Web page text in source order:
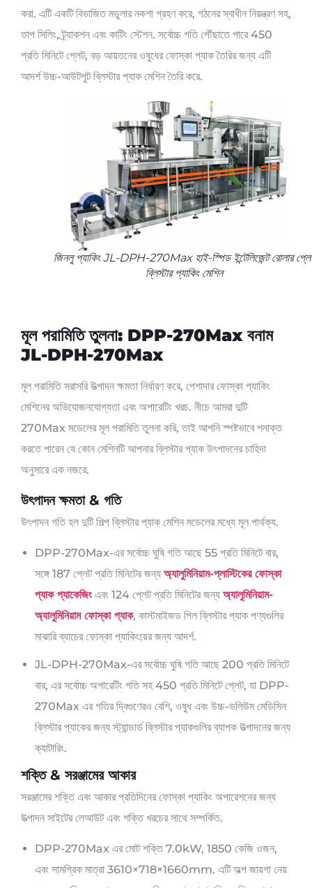
করা. এটি একটি বিভাজিত মডুলার নকশা গ্রহণ করে, গঠনের স্বাধীন নিয়ন্ত্রণ সহ,
তাপ সিলিং, ট্র্যাকশন এবং কাটিং স্টেশন. সর্বোচ্চ গতি পৌঁছাতে পারে 450
প্রতি মিনিটে প্লেট, বড় আয়তনের ওষুধের ফোস্কা প্যাক তৈরির জন্য এটি
আদর্শ উচ্চ-আউটপুট ব্লিস্টার প্যাক মেশিন তৈরি করে.
জিনলু প্যাকিং JL-DPH-270Max হাই-স্পিড ইন্টেলিজেন্ট রোলার
ব্লিস্টার প্যাকিং মেশিন
মূল পরামিতি তুলনা: DPP-270Max বনাম
JL-DPH-270Max
মূল পরামিতি সরাসরি উত্পাদন ক্ষমতা নির্ধারণ করে, পেশাদার ফোস্কা প্যাকিং
মেশিনের অভিযোজনযোগ্যতা এবং অপারেটিং খরচ. নীচে আমরা দুটি
270Max মডেলের মূল পরামিতি তুলনা করি, তাই আপনি স্পষ্টভাবে শনাক্ত
করতে পারেন যে কোন মেশিনটি আপনার ব্লিস্টার প্যাক উৎপাদনের চাহিদা
অনুসারে এক নজরে.
উৎপাদন ক্ষমতা & গতি
উৎপাদন গতি হল দুটি শিল্প ব্লিস্টার প্যাক মেশিন মডেলের মধ্যে মূল পার্থক্য.
DPP-270Max-এর সর্বোচ্চ ঘুষি গতি আছে 55 প্রতি মিনিটে বার,
সঙ্গে 187 প্লেট প্রতি মিনিটের জন্য অ্যালুমিনিয়াম-প্লাস্টিকের ফোস্কা
প্যাক প্যাকেজিংএবং 124 প্লেট প্রতি মিনিটের জন্য অ্যালুমিনিয়াম-
অ্যালুমিনিয়াম ফোস্কা প্যাক, কাস্টমাইজড পিল ব্লিস্টার প্যাক পণ্যগুলির
মাঝারি ব্যাচের ফোস্কা প্যাকিংয়ের জন্য আদর্শ.
JL-DPH-270Max-এর সর্বোচ্চ ঘুষি গতি আছে 200 প্রতি মিনিটে
বার, এর সর্বোচ্চ অপারেটিং গতি সহ 450 প্রতি মিনিটে প্লেট, যা DPP-
270Max এর গতির দ্বিগুণেরও বেশি, ওষুধ এবং উচ্চ-ভলিউম মেডিসিন
ব্লিস্টার প্যাকের জন্য স্ট্যান্ডার্ড ব্লিস্টার প্যাকগুলির ব্যাপক উত্পাদনের জন্য
ক্যাটারিং.
শক্তি & সরঞ্জামের আকার
সরঞ্জামের শক্তি এবং আকার প্রতিদিনের ফোস্কা প্যাকিং অপারেশনের জন্য
উত্পাদন সাইটের লেআউট এবং শক্তি খরচের সাথে সম্পর্কিত.
DPP-270Max এর মোট শক্তি 7.0kW, 1850 কেজি ওজন,
এবং সামগ্রিক মাত্রা 3610×718×1660mm. এটি অল্প জায়গা নেয়